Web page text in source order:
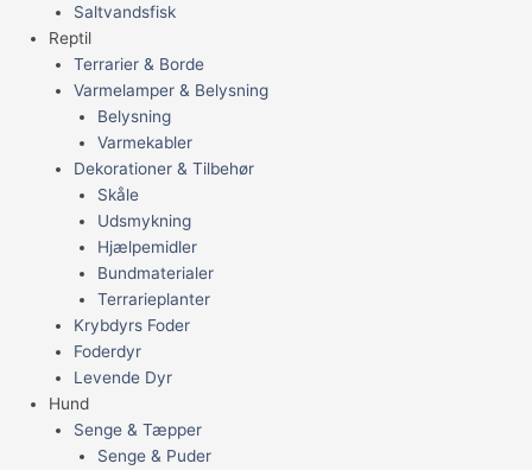
Saltvandsfisk
Reptil
Terrarier & Borde
Varmelamper & Belysning
Belysning
Varmekabler
Dekorationer & Tilbehør
Skåle
Udsmykning
Hjælpemidler
Bundmaterialer
Terrarieplanter
Krybdyrs Foder
Foderdyr
Levende Dyr
Hund
Senge & Tæpper
Senge & Puder